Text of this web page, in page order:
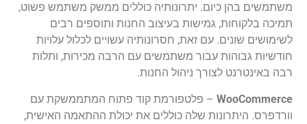
משתמשים בהן כיום. יתרונותיה כוללים ממשק משתמש פשוט,
תמיכה בלקוחות, גמישות בעיצוב החנות ותוספים רבים
לשימושים שונים. עם זאת, חסרונותיה עשויים לכלול עלויות
חודשיות גבוהות עבור משתמשים עם הרבה מכירות, ותלות
רבה באינטרנט לצורך ניהול החנות.
WooCommerce – פלטפורמת קוד פתוח המתממשקת עם
וורדפרס. היתרונות שלה כוללים את יכולת ההתאמה האישית,